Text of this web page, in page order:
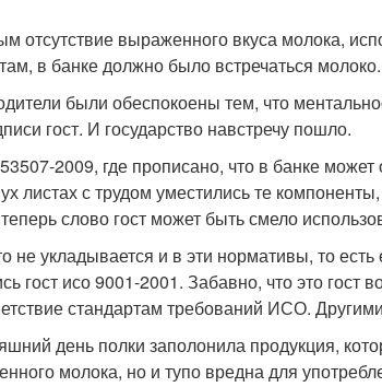
отсутствие выраженного вкуса молока,
в банке должно было встречаться молоко.
были обеспокоены тем, что
гост. И государство навстречу пошло.
2009, где прописано, что в банке
листах с трудом уместились те
слово гост может быть смело
не укладывается и в эти нормативы, то
гост исо 9001-2001. Забавно, что это гост
стандартам требований ИСО.
день полки заполонила продукция,
молока, но и тупо вредна для